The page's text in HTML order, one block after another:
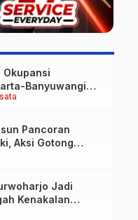
Okupansi
Banyuwangi
Pancoran
Aksi Gotong
Bali Shanti Jet
Jadi
Kenakalan
Tanamkan